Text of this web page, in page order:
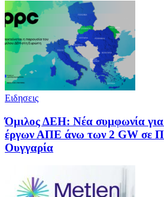
Ειδησεις
Όμιλος ΔΕΗ: Νέα συμφωνία για
έργων ΑΠΕ άνω των 2 GW σε
Ουγγαρία